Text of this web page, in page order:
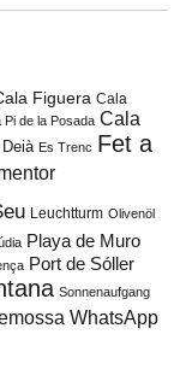
Figuera Cala
Pi de la Posada Cala
Deià Es Trenc Fet a
Leuchtturm Olivenöl
Playa de Muro
Port de Sóller
Sonnenaufgang
WhatsApp